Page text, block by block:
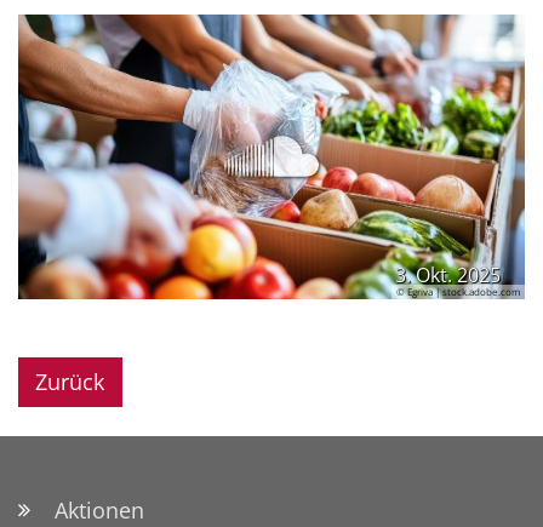
3. Okt. 2025
© Egriva | stock.adobe.com
Zurück
Aktionen